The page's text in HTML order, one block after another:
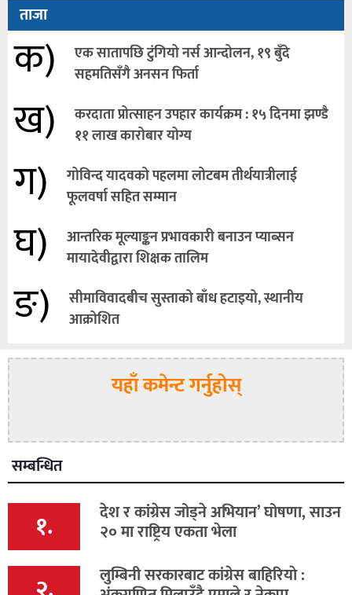
ताजा
क)
एक सातापछि टुंगियो नर्स आन्दोलन, १९ बुँदे
सहमतिसँगै अनसन फिर्ता
ख)
करदाता प्रोत्साहन उपहार कार्यक्रम : १५ दिनमा झण्डै
११ लाख कारोबार योग्य
ग)
गोविन्द यादवको पहलमा लोटबम तीर्थयात्रीलाई
फूलवर्षा सहित सम्मान
घ)
आन्तरिक मूल्याङ्कन प्रभावकारी बनाउन प्याब्सन
मायादेवीद्वारा शिक्षक तालिम
ङ)
सीमाविवादबीच सुस्ताको बाँध हटाइयो, स्थानीय
आक्रोशित
यहाँ कमेन्ट गर्नुहोस्
सम्बन्धित
१. देश र कांग्रेस जोड्ने अभियान’ घोषणा, साउन
२० मा राष्ट्रिय एकता भेला
लुम्बिनी सरकारबाट कांग्रेस बाहिरियाे :